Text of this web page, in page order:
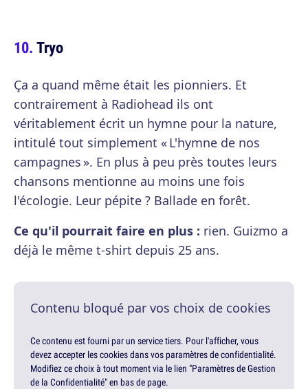
Tryo
Ça a quand même était les pionniers. Et
contrairement à Radiohead ils ont
véritablement écrit un hymne pour la nature,
intitulé tout simplement « L'hymne de nos
campagnes ». En plus à peu près toutes leurs
chansons mentionne au moins une fois
l'écologie. Leur pépite ? Ballade en forêt.
Ce qu'il pourrait faire en plus : rien. Guizmo a
déjà le même t-shirt depuis 25 ans.
Contenu bloqué par vos choix de cookies
Ce contenu est fourni par un service tiers. Pour l'afficher, vous
devez accepter les cookies dans vos paramètres de confidentialité.
Modifiez ce choix à tout moment via le lien "Paramètres de Gestion
de la Confidentialité" en bas de page.